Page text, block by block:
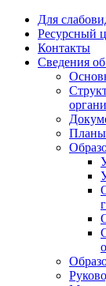
Для
Ресурсный
Контакты
Сведения
Планы